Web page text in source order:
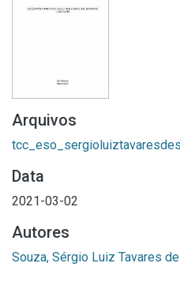
Arquivos
Data
2021-03-02
Autores
Souza, Sérgio Luiz Tavares de